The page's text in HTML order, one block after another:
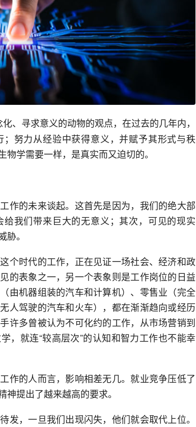
、寻求意义的动物的观点，在过去的几年内，
努力从经验中获得意义，并赋予其形式与秩
学需要一样，是真实而又迫切的。
作的未来谈起。这首先是因为，我们的绝大部
我们带来巨大的无意义；其次，可见的现实
。
个时代的工作，正在见证一场社会、经济和政
的表象之一，另一个表象则是工作岗位的日益
由机器组装的汽车和计算机）、零售业（完全
人驾驶的汽车和火车），都在渐渐趋向或经历
许多曾被认为不可化约的工作，从市场营销到
，就连“较高层次”的认知和智力工作也不能幸
作的人而言，影响相差无几。就业竞争压低了
提出了越来越高的要求。
发，一旦我们出现闪失，他们就会取代上位。